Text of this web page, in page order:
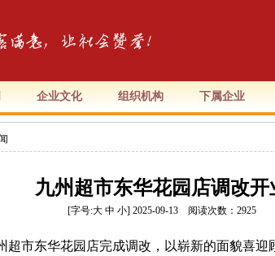
企业文化 组织机构 下属企业
九州超市东华花园店调改开
[字号:大 中 小] 2025-09-13 阅读次数：2925
超市东华花园店完成调改，以崭新的面貌喜迎